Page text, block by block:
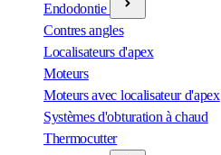
Endodontie
Contres angles
Localisateurs d'apex
Moteurs
Moteurs avec localisateur d'apex
Systèmes d'obturation à chaud
Thermocutter